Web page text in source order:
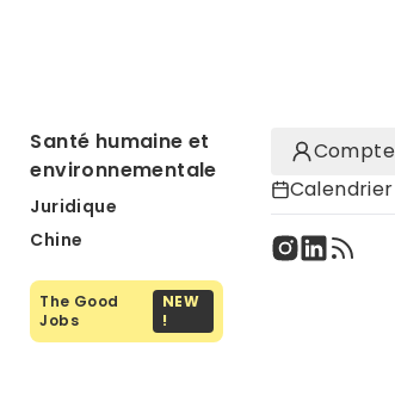
Santé humaine et
environnementale
Juridique
Chine
The Good
Jobs
NEW
!
Compte
Calendrier